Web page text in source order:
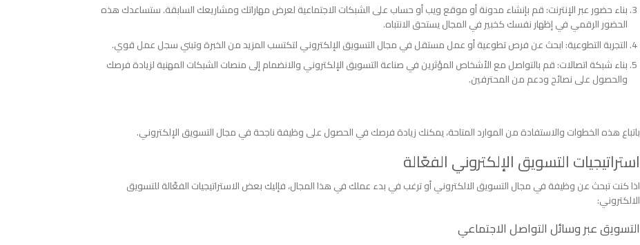
بناء حضور عبر الإنترنت: قم بإنشاء مدونة أو موقع ويب أو حساب على الشبكات الاجتماعية لعرض مهاراتك ومشاريعك السابقة. ستساعدك هذه
الحضور الرقمي في إظهار نفسك كخبير في المجال يستحق الانتباه.
التجربة التطوعية: ابحث عن فرص تطوعية أو عمل مستقل في مجال التسويق الإلكتروني لتكتسب المزيد من الخبرة وتبني سجل عمل قوي.
بناء شبكة اتصالات: قم بالتواصل مع الأشخاص المؤثرين في صناعة التسويق الإلكتروني والانضمام إلى منصات الشبكات المهنية لزيادة فرصك
والحصول على نصائح ودعم من المحترفين.
باتباع هذه الخطوات والاستفادة من الموارد المتاحة، يمكنك زيادة فرصك في الحصول على وظيفة ناجحة في مجال التسويق الإلكتروني.
استراتيجيات التسويق الإلكتروني الفعّالة
اذا كنت تبحث عن وظيفة في مجال التسويق الالكتروني أو ترغب في بدء عملك في هذا المجال، فإليك بعض الاستراتيجيات الفعّالة للتسويق
الالكتروني:
التسويق عبر وسائل التواصل الاجتماعي